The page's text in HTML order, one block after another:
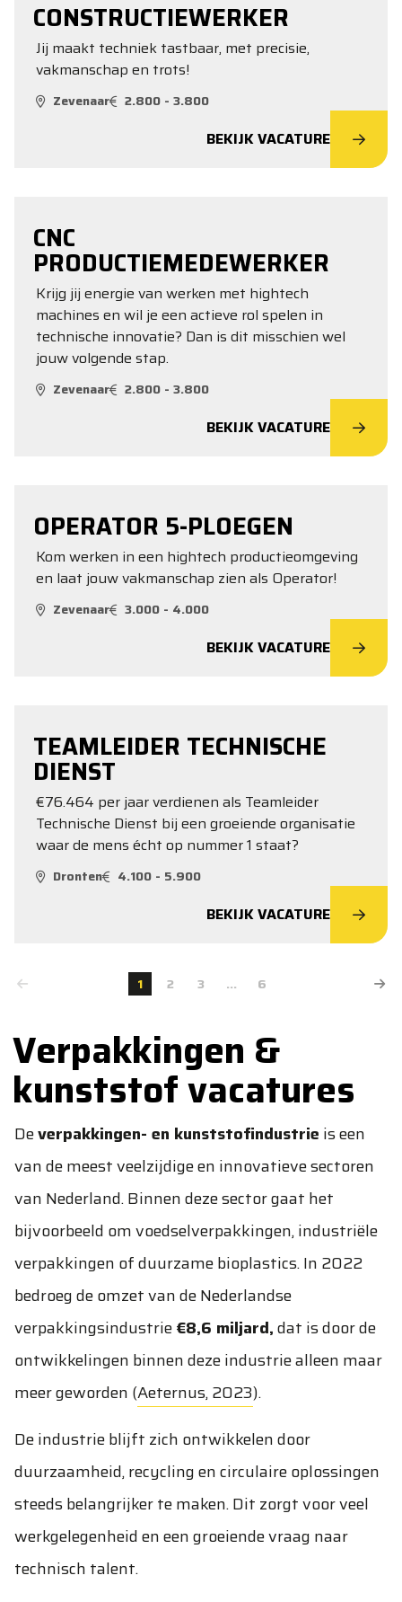
CONSTRUCTIEWERKER
Jij maakt techniek tastbaar, met precisie,
vakmanschap en trots!
Zevenaar 2.800 - 3.800
BEKIJK VACATURE
CNC
PRODUCTIEMEDEWERKER
Krijg jij energie van werken met hightech
machines en wil je een actieve rol spelen in
technische innovatie? Dan is dit misschien wel
jouw volgende stap.
Zevenaar 2.800 - 3.800
BEKIJK VACATURE
OPERATOR 5-PLOEGEN
Kom werken in een hightech productieomgeving
en laat jouw vakmanschap zien als Operator!
Zevenaar 3.000 - 4.000
BEKIJK VACATURE
TEAMLEIDER TECHNISCHE
DIENST
€76.464 per jaar verdienen als Teamleider
Technische Dienst bij een groeiende organisatie
waar de mens écht op nummer 1 staat?
Dronten 4.100 - 5.900
BEKIJK VACATURE
1 2 3 ... 6
Verpakkingen &
kunststof vacatures
Deverpakkingen- en kunststofindustrie is een
van de meest veelzijdige en innovatieve sectoren
van Nederland. Binnen deze sector gaat het
bijvoorbeeld om voedselverpakkingen, industriële
verpakkingen of duurzame bioplastics. In 2022
bedroeg de omzet van de Nederlandse
verpakkingsindustrie€8,6 miljard,dat is door de
ontwikkelingen binnen deze industrie alleen maar
meer geworden (Aeternus, 2023).
De industrie blijft zich ontwikkelen door
duurzaamheid, recycling en circulaire oplossingen
steeds belangrijker te maken. Dit zorgt voor veel
werkgelegenheid en een groeiende vraag naar
technisch talent.